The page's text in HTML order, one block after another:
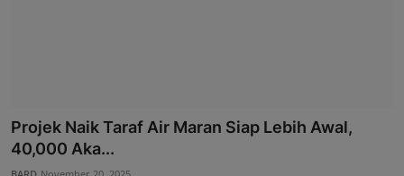
Projek Naik Taraf Air Maran Siap Lebih Awal,
40,000 Aka...